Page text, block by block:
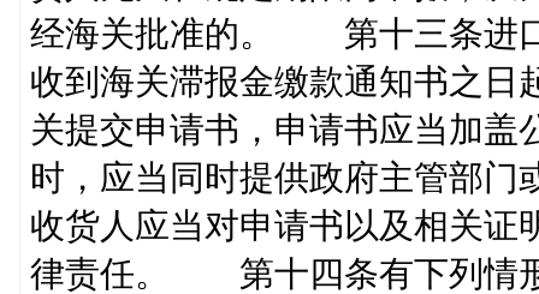
经海关批准的。 第十三条进口
收到海关滞报金缴款通知书之日
关提交申请书，申请书应当加
时，应当同时提供政府主管部
收货人应当对申请书以及相关证
律责任。 第十四条有下列情